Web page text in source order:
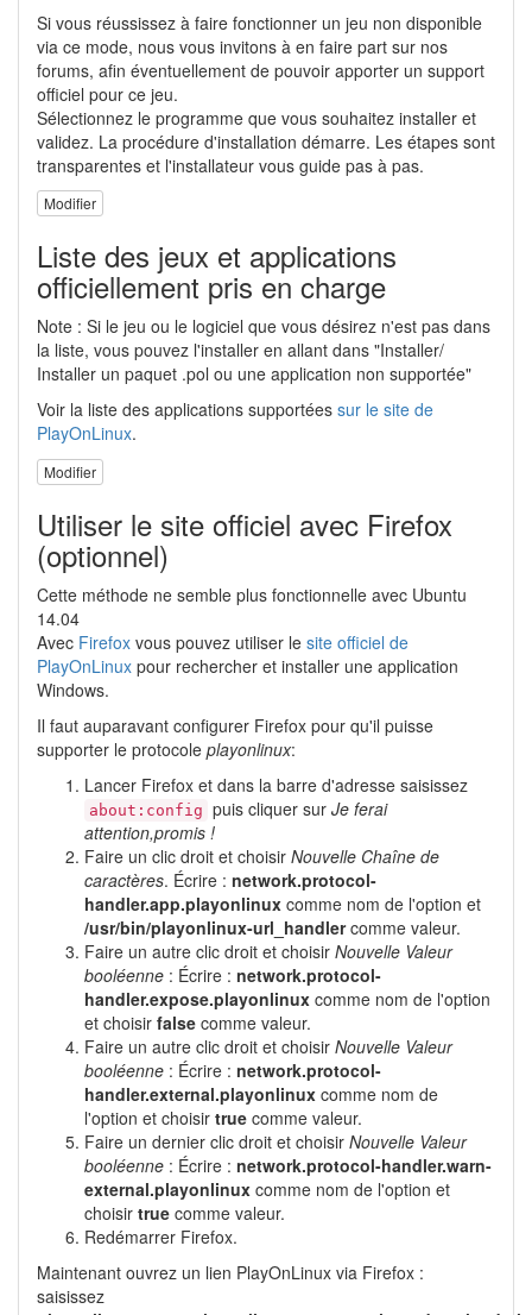
Si vous réussissez à faire fonctionner un jeu non disponible
via ce mode, nous vous invitons à en faire part sur nos
forums, afin éventuellement de pouvoir apporter un support
officiel pour ce jeu.
Sélectionnez le programme que vous souhaitez installer et
validez. La procédure d'installation démarre. Les étapes sont
transparentes et l'installateur vous guide pas à pas.
Modifier
Liste des jeux et applications
officiellement pris en charge
Note : Si le jeu ou le logiciel que vous désirez n'est pas dans
la liste, vous pouvez l'installer en allant dans "Installer/
Installer un paquet .pol ou une application non supportée"
Voir la liste des applications supportées sur le site de
PlayOnLinux.
Modifier
Utiliser le site officiel avec Firefox
(optionnel)
Cette méthode ne semble plus fonctionnelle avec Ubuntu
14.04
Avec Firefox vous pouvez utiliser le site officiel de
PlayOnLinux pour rechercher et installer une application
Windows.
Il faut auparavant configurer Firefox pour qu'il puisse
supporter le protocole playonlinux:
Lancer Firefox et dans la barre d'adresse saisissez
about:config puis cliquer sur Je ferai
attention,promis !
Faire un clic droit et choisir Nouvelle Chaîne de
caractères. Écrire : network.protocol-
handler.app.playonlinux comme nom de l'option et
/usr/bin/playonlinux-url_handlercomme valeur.
Faire un autre clic droit et choisir Nouvelle Valeur
booléenne : Écrire : network.protocol-
handler.expose.playonlinux comme nom de l'option
et choisir false comme valeur.
Faire un autre clic droit et choisir Nouvelle Valeur
booléenne : Écrire : network.protocol-
handler.external.playonlinux comme nom de
l'option et choisir true comme valeur.
Faire un dernier clic droit et choisir Nouvelle Valeur
booléenne : Écrire : network.protocol-handler.warn-
external.playonlinux comme nom de l'option et
choisir true comme valeur.
Redémarrer Firefox.
Maintenant ouvrez un lien PlayOnLinux via Firefox :
saisissez